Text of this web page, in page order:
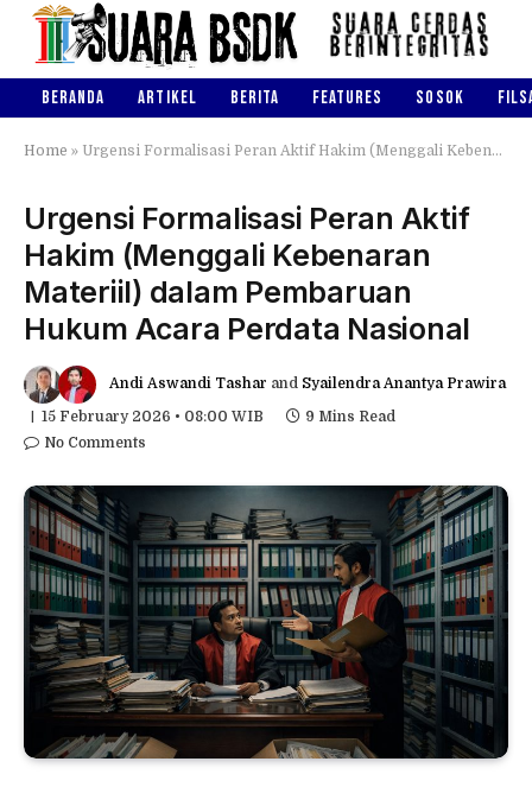
BERANDA ARTIKEL BERITA FEATURES SOSOK
Home » Urgensi Formalisasi Peran Aktif Hakim (Menggali Kebenaran Materiil) dalam Pembaruan Hukum Acara Perdata Nasional
Urgensi Formalisasi Peran Aktif
Hakim (Menggali Kebenaran
Materiil) dalam Pembaruan
Hukum Acara Perdata Nasional
Andi Aswandi Tashar and Syailendra Anantya Prawira
15 February 2026 • 08:00 WIB
9 Mins Read
No Comments